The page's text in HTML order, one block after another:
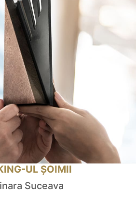
UL ȘOIMII
Suceava